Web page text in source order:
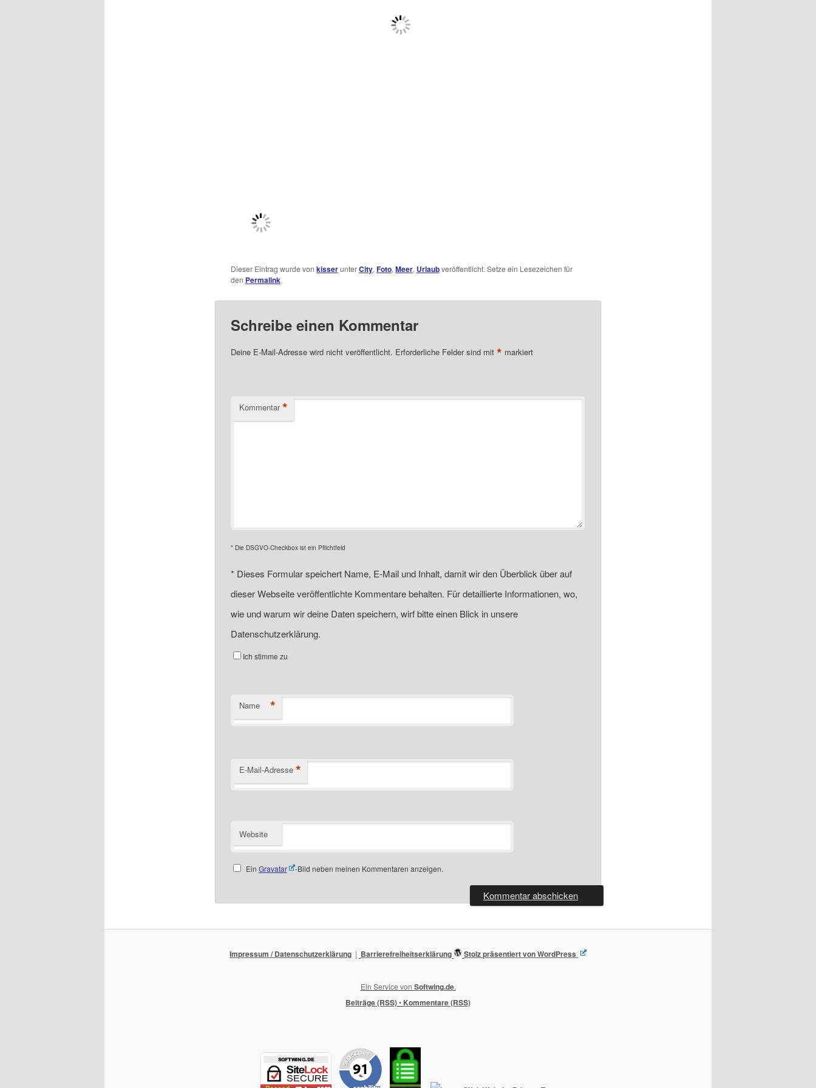
Dieser Eintrag wurde von kisserunterCity,Foto,Meer, Urlaubveröffentlicht. Setze ein Lesezeichen für
den Permalink.
Schreibe einen Kommentar
Deine E-Mail-Adresse wird nicht veröffentlicht. Erforderliche Felder sind mit * markiert
Kommentar *
* Die DSGVO-Checkbox ist ein Pflichtfeld
* Dieses Formular speichert Name, E-Mail und Inhalt, damit wir den Überblick über auf
dieser Webseite veröffentlichte Kommentare behalten. Für detaillierte Informationen, wo,
wie und warum wir deine Daten speichern, wirf bitte einen Blick in unsere
Datenschutzerklärung.
Ich stimme zu
Name *
E-Mail-Adresse *
Website
Ein Gravatar -Bild neben meinen Kommentaren anzeigen.
Impressum / Datenschutzerklärung Barrierefreiheitserklärung Stolz präsentiert von WordPress
Ein Service von Softwing.de.
Beiträge (RSS)• Kommentare (RSS)